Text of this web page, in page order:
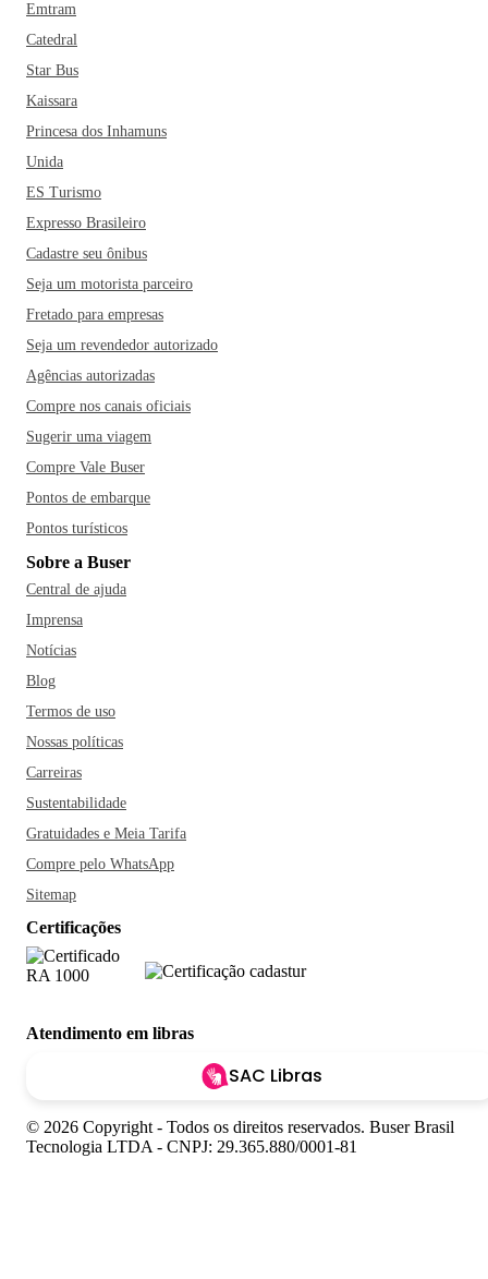
Emtram
Catedral
Star Bus
Kaissara
Princesa dos Inhamuns
Unida
ES Turismo
Expresso Brasileiro
Cadastre seu ônibus
Seja um motorista parceiro
Fretado para empresas
Seja um revendedor autorizado
Agências autorizadas
Compre nos canais oficiais
Sugerir uma viagem
Compre Vale Buser
Pontos de embarque
Pontos turísticos
Sobre a Buser
Central de ajuda
Imprensa
Notícias
Blog
Termos de uso
Nossas políticas
Carreiras
Sustentabilidade
Gratuidades e Meia Tarifa
Compre pelo WhatsApp
Sitemap
Certificações
Atendimento em libras
SAC Libras
© 2026 Copyright - Todos os direitos reservados. Buser Brasil
Tecnologia LTDA - CNPJ: 29.365.880/0001-81